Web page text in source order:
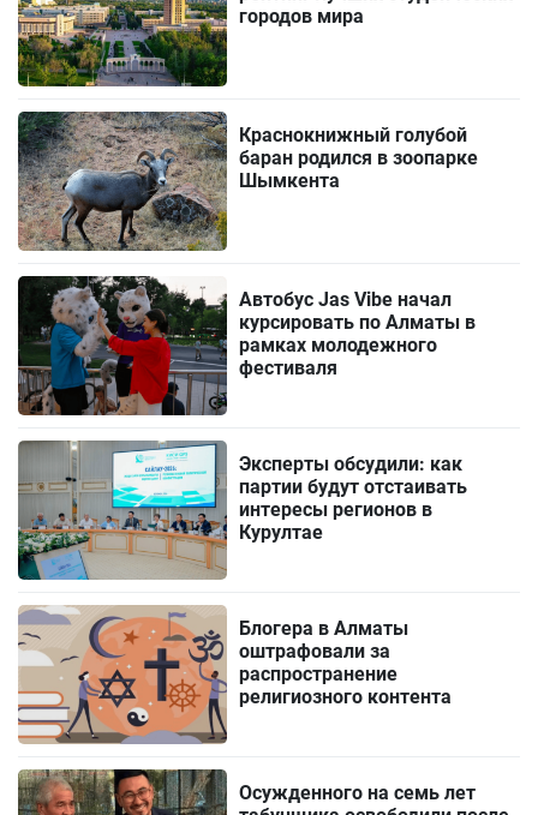
городов мира
Краснокнижный голубой
баран родился в зоопарке
Шымкента
Автобус Jas Vibe начал
курсировать по Алматы в
рамках молодежного
фестиваля
Эксперты обсудили: как
партии будут отстаивать
интересы регионов в
Курултае
Блогера в Алматы
оштрафовали за
распространение
религиозного контента
Осужденного на семь лет